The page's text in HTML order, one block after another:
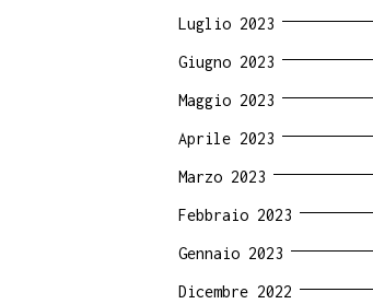
Luglio 2023
Giugno 2023
Maggio 2023
Aprile 2023
Marzo 2023
Febbraio 2023
Gennaio 2023
Dicembre 2022